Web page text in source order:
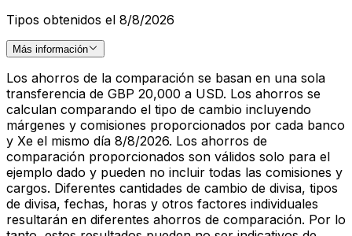
Tipos obtenidos el 8/8/2026
Más información
Los ahorros de la comparación se basan en una sola
transferencia de GBP 20,000 a USD. Los ahorros se
calculan comparando el tipo de cambio incluyendo
márgenes y comisiones proporcionados por cada banco
y Xe el mismo día 8/8/2026. Los ahorros de
comparación proporcionados son válidos solo para el
ejemplo dado y pueden no incluir todas las comisiones y
cargos. Diferentes cantidades de cambio de divisa, tipos
de divisa, fechas, horas y otros factores individuales
resultarán en diferentes ahorros de comparación. Por lo